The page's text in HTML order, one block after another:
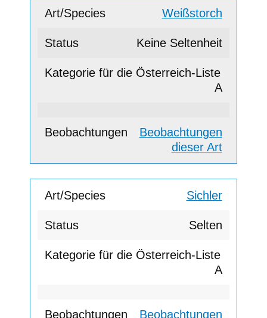
Weißstorch
Keine Seltenheit
A
Beobachtungen
dieser Art
Sichler
Selten
A
Beobachtungen